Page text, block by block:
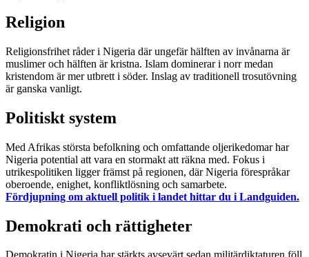
Religion
Religionsfrihet råder i Nigeria där ungefär hälften av invånarna är
muslimer och hälften är kristna. Islam dominerar i norr medan
kristendom är mer utbrett i söder. Inslag av traditionell trosutövning
är ganska vanligt.
Politiskt system
Med Afrikas största befolkning och omfattande oljerikedomar har
Nigeria potential att vara en stormakt att räkna med. Fokus i
utrikespolitiken ligger främst på regionen, där Nigeria förespråkar
oberoende, enighet, konfliktlösning och samarbete.
Fördjupning om aktuell politik i landet hittar du i Landguiden.
Demokrati och rättigheter